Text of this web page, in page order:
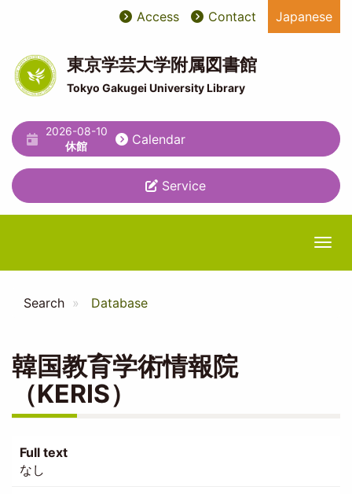
content
User
account
menu
ユ
ー
テ
ィ
リ
テ
ィ
メ
ュ
ー
Access Contact Japanese
東京学芸大学附属図書館
Tokyo Gakugei University Library
2026-08-10
休館
Calendar
Service
Search Database
韓国教育学術情報院
（KERIS）
Full text
なし